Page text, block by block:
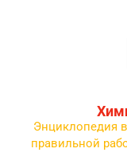
Энциклопедия
правильной